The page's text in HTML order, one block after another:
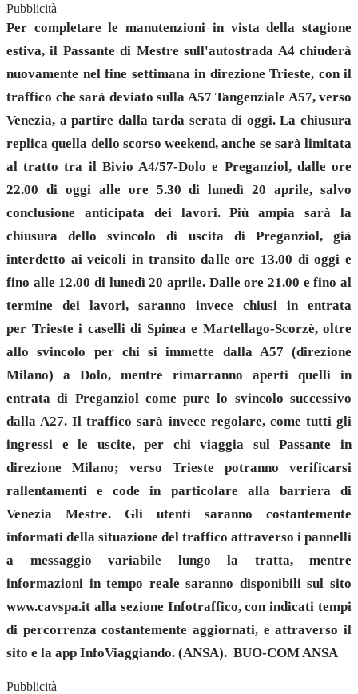
Pubblicità
Per completare le manutenzioni in vista della stagione
estiva, il Passante di Mestre sull'autostrada A4 chiuderà
nuovamente nel fine settimana in direzione Trieste, con il
traffico che sarà deviato sulla A57 Tangenziale A57, verso
Venezia, a partire dalla tarda serata di oggi. La chiusura
replica quella dello scorso weekend, anche se sarà limitata
al tratto tra il Bivio A4/57-Dolo e Preganziol, dalle ore
22.00 di oggi alle ore 5.30 di lunedì 20 aprile, salvo
conclusione anticipata dei lavori. Più ampia sarà la
chiusura dello svincolo di uscita di Preganziol, già
interdetto ai veicoli in transito dalle ore 13.00 di oggi e
fino alle 12.00 di lunedì 20 aprile. Dalle ore 21.00 e fino al
termine dei lavori, saranno invece chiusi in entrata
per Trieste i caselli di Spinea e Martellago-Scorzè, oltre
allo svincolo per chi si immette dalla A57 (direzione
Milano) a Dolo, mentre rimarranno aperti quelli in
entrata di Preganziol come pure lo svincolo successivo
dalla A27. Il traffico sarà invece regolare, come tutti gli
ingressi e le uscite, per chi viaggia sul Passante in
direzione Milano; verso Trieste potranno verificarsi
rallentamenti e code in particolare alla barriera di
Venezia Mestre. Gli utenti saranno costantemente
informati della situazione del traffico attraverso i pannelli
a messaggio variabile lungo la tratta, mentre
informazioni in tempo reale saranno disponibili sul sito
www.cavspa.it alla sezione Infotraffico, con indicati tempi
di percorrenza costantemente aggiornati, e attraverso il
sito e la app InfoViaggiando. (ANSA). BUO-COM ANSA
Pubblicità